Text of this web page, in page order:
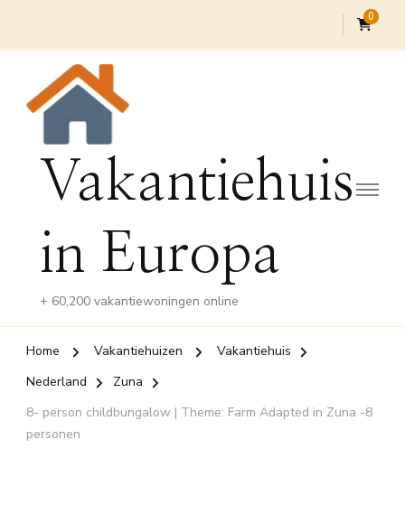
0
Vakantiehuis
in Europa
+ 60,200 vakantiewoningen online
Home Vakantiehuizen
Vakantiehuis
Nederland
Zuna
8- person childbungalow | Theme: Farm Adapted in Zuna -8
personen